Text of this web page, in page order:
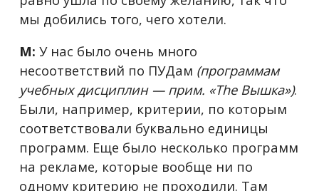
мы добились того, чего хотели.
М: У нас было очень много
несоответствий по ПУДам (программам
учебных дисциплин — прим. «The Вышка»).
Были, например, критерии, по которым
соответствовали буквально единицы
программ. Еще было несколько программ
на рекламе, которые вообще ни по
одному критерию не проходили. Там